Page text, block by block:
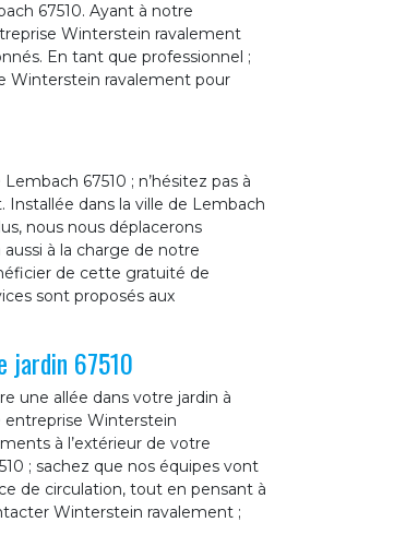
67510. Ayant à notre
Winterstein ravalement
En tant que professionnel ;
Winterstein ravalement pour
67510 ; n’hésitez pas à
dans la ville de Lembach
nous nous déplacerons
à la charge de notre
de cette gratuité de
sont proposés aux
jardin 67510
une allée dans votre jardin à
entreprise Winterstein
à l’extérieur de votre
; sachez que nos équipes vont
de circulation, tout en pensant à
Winterstein ravalement ;